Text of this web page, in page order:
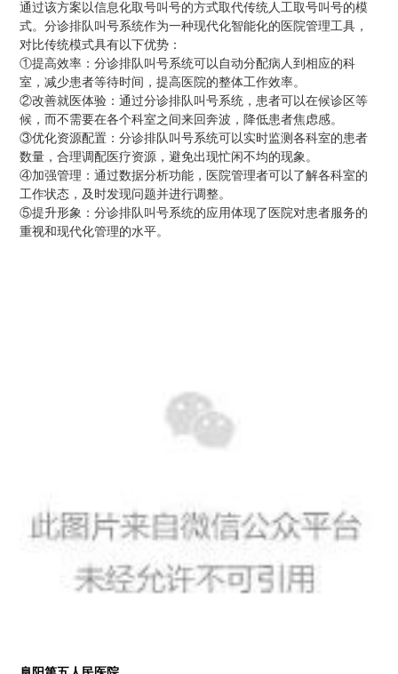
通过该方案以信息化取号叫号的方式取代传统人工取号叫号的模
式。分诊排队叫号系统作为一种现代化智能化的医院管理工具，
对比传统模式具有以下优势：
①提高效率：分诊排队叫号系统可以自动分配病人到相应的科
室，减少患者等待时间，提高医院的整体工作效率。
②改善就医体验：通过分诊排队叫号系统，患者可以在候诊区等
候，而不需要在各个科室之间来回奔波，降低患者焦虑感。
③优化资源配置：分诊排队叫号系统可以实时监测各科室的患者
数量，合理调配医疗资源，避免出现忙闲不均的现象。
④加强管理：通过数据分析功能，医院管理者可以了解各科室的
工作状态，及时发现问题并进行调整。
⑤提升形象：分诊排队叫号系统的应用体现了医院对患者服务的
重视和现代化管理的水平。